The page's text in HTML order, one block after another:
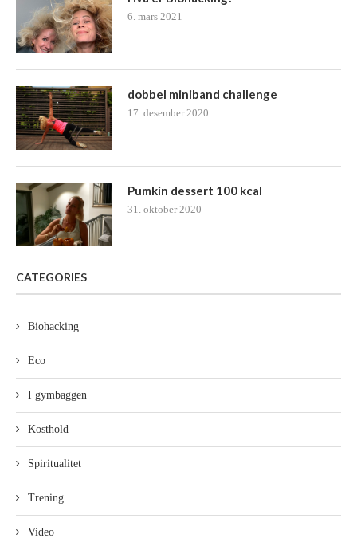
6. mars 2021
dobbel miniband challenge
17. desember 2020
Pumkin dessert 100 kcal
31. oktober 2020
CATEGORIES
Biohacking
Eco
I gymbaggen
Kosthold
Spiritualitet
Trening
Video